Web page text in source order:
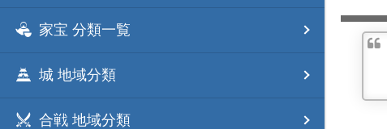
家宝 分類一覧
城 地域分類
合戦 地域分類